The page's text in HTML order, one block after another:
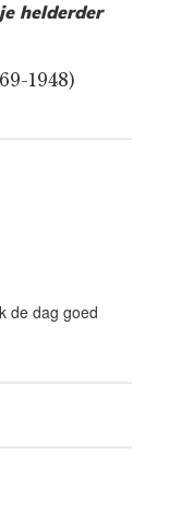
helderder
1948)
de dag goed